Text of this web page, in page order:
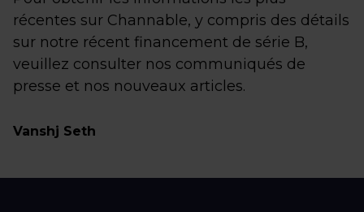
récentes sur Channable, y compris des détails
sur notre récent financement de série B,
veuillez consulter nos communiqués de
presse et nos nouveaux articles.
Vanshj Seth